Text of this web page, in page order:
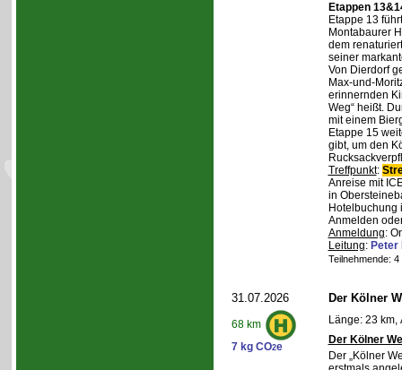
Etappen
Etappe 13
Montabaurer
dem
seiner
Von Dierdorf
Max-und-
erinnernden
Weg“ heißt.
mit einem
Etappe 15
gibt, um den
Treffpunkt:
Anreise mit
in
Hotelbuchung
Anmelden
Anmeldung:
Leitung: Peter
Teilnehmende:
31.07.2026
68 km
7 kg CO2e
Der Kölner
Länge: 23 km,
Der Kölner
Der „Kölner